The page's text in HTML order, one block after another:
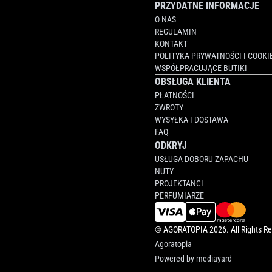
PRZYDATNE INFORMACJE
O NAS
REGULAMIN
KONTAKT
POLITYKA PRYWATNOŚCI I
WSPÓŁPRACUJĄCE BUTIKI
OBSŁUGA KLIENTA
PŁATNOŚCI
ZWROTY
WYSYŁKA I DOSTAWA
FAQ
ODKRYJ
USŁUGA DOBORU ZAPACHU
NUTY
PROJEKTANCI
PERFUMIARZE
©AGORATOPIA2026. All Rights
Agoratopia
Powered by mediayard